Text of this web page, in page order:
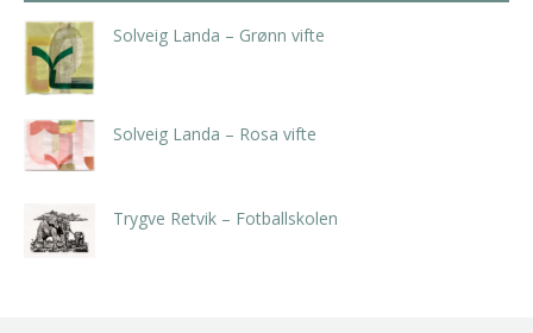
Solveig Landa – Grønn vifte
Solveig Landa – Rosa vifte
Trygve Retvik – Fotballskolen